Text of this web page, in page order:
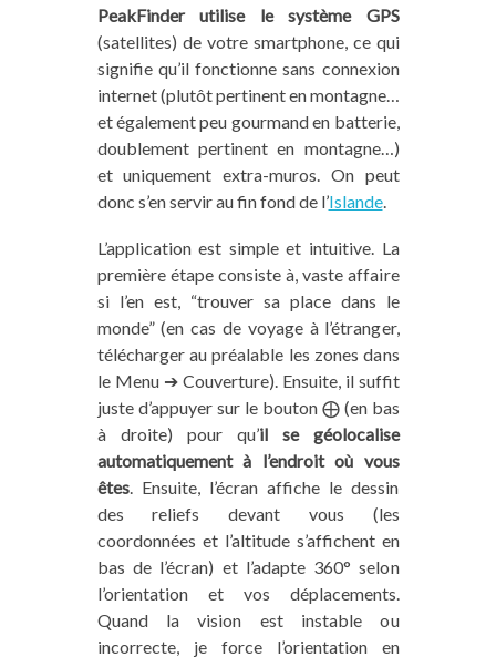
PeakFinder utilise le système GPS
(satellites) de votre smartphone, ce qui
signifie qu’il fonctionne sans connexion
internet (plutôt pertinent en montagne…
et également peu gourmand en batterie,
doublement pertinent en montagne…)
et uniquement extra-muros. On peut
donc s’en servir au fin fond de l’Islande.
L’application est simple et intuitive. La
première étape consiste à, vaste affaire
si l’en est, “trouver sa place dans le
monde” (en cas de voyage à l’étranger,
télécharger au préalable les zones dans
le Menu ➔ Couverture). Ensuite, il suffit
juste d’appuyer sur le bouton ⨁ (en bas
à droite) pour qu’il se géolocalise
automatiquement à l’endroit où vous
êtes. Ensuite, l’écran affiche le dessin
des reliefs devant vous (les
coordonnées et l’altitude s’affichent en
bas de l’écran) et l’adapte 360° selon
l’orientation et vos déplacements.
Quand la vision est instable ou
incorrecte, je force l’orientation en